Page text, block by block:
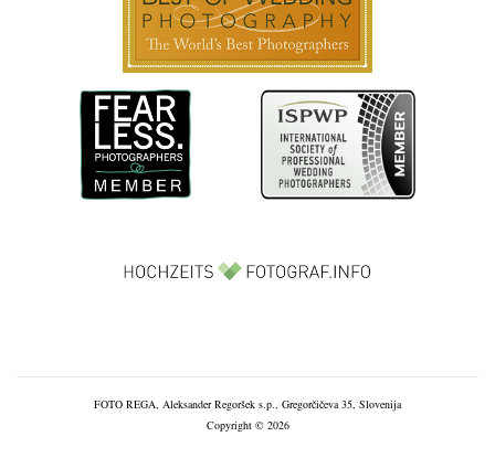
FOTO REGA, Aleksander Regoršek s.p., Gregorčičeva 35, Slovenija
Copyright © 2026